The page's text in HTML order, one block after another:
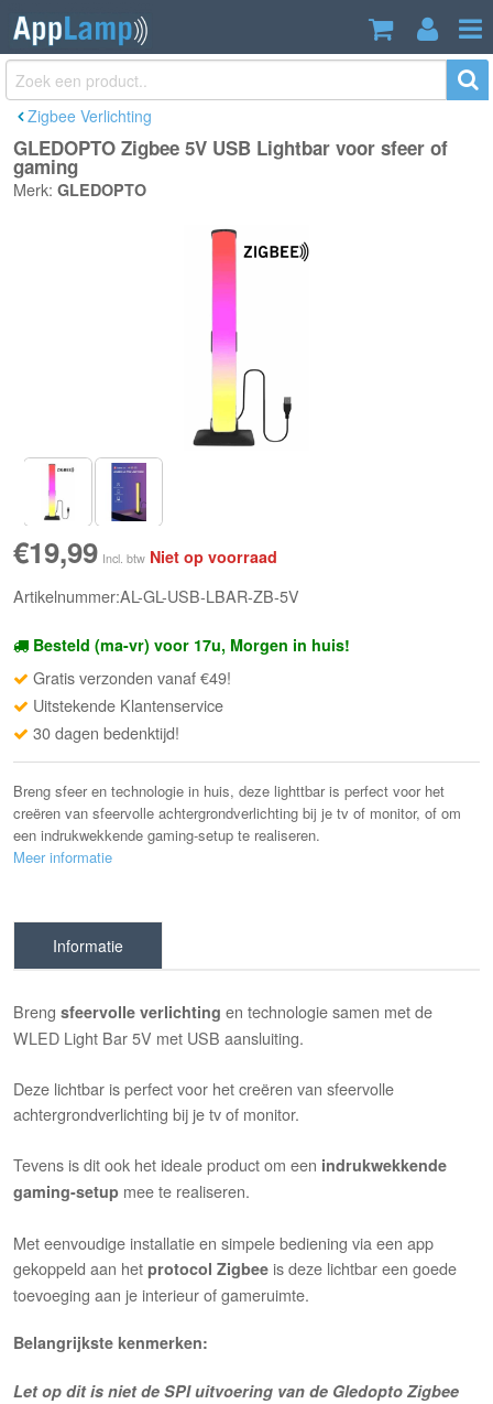
GLEDOPTO Zigbee 5V USB Lightbar
voor sfeer of gaming
€19,99 Incl. btw
Zigbee Verlichting
GLEDOPTO Zigbee 5V USB Lightbar voor sfeer of
gaming
Merk:GLEDOPTO
€19,99 Incl. btw Niet op voorraad
Artikelnummer:AL-GL-USB-LBAR-ZB-5V
Besteld (ma-vr) voor 17u, Morgen in huis!
Gratis verzonden vanaf €49!
Uitstekende Klantenservice
30 dagen bedenktijd!
Breng sfeer en technologie in huis, deze lighttbar is perfect voor het
creëren van sfeervolle achtergrondverlichting bij je tv of monitor, of om
een indrukwekkende gaming-setup te realiseren.
Meer informatie
Informatie
Brengsfeervolle verlichting en technologie samen met de
WLED Light Bar 5V met USB aansluiting.
Deze lichtbar is perfect voor het creëren van sfeervolle
achtergrondverlichting bij je tv of monitor.
Tevens is dit ook het ideale product om een indrukwekkende
gaming-setup mee te realiseren.
Met eenvoudige installatie en simpele bediening via een app
gekoppeld aan hetprotocol Zigbee is deze lichtbar een goede
toevoeging aan je interieur of gameruimte.
Belangrijkste kenmerken:
Let op dit is niet de SPI uitvoering van de Gledopto Zigbee